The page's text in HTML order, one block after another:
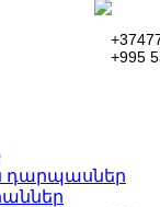
+995
դարպասներ